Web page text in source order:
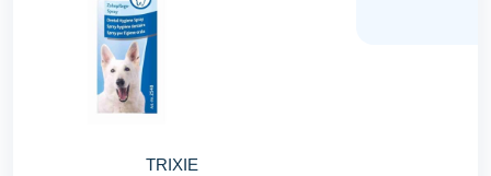
TRIXIE